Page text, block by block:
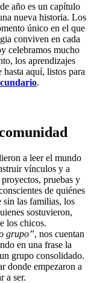
año es un capítulo
nueva historia. Los
único en el que
conviven en cada
celebramos mucho
los aprendizajes
aquí, listos para
.
a leer el mundo
vínculos y a
pruebas y
de quiénes
sin las familias, los
sostuvieron,
los chicos.
grupo”, nos cuentan
en una frase la
grupo consolidado.
donde empezaron a
a ser.